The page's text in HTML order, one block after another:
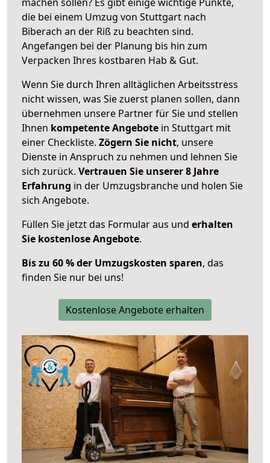
die bei einem Umzug von Stuttgart nach
Biberach an der Riß zu beachten sind.
Angefangen bei der Planung bis hin zum
Verpacken Ihres kostbaren Hab & Gut.
Wenn Sie durch Ihren alltäglichen Arbeitsstress
nicht wissen, was Sie zuerst planen sollen, dann
übernehmen unsere Partner für Sie und stellen
Ihnen kompetente Angebote in Stuttgart mit
einer Checkliste. Zögern Sie nicht, unsere
Dienste in Anspruch zu nehmen und lehnen Sie
sich zurück. Vertrauen Sie unserer 8 Jahre
Erfahrung in der Umzugsbranche und holen Sie
sich Angebote.
Füllen Sie jetzt das Formular aus und erhalten
Sie kostenlose Angebote.
Bis zu 60 % der Umzugskosten sparen, das
finden Sie nur bei uns!
Kostenlose Angebote erhalten